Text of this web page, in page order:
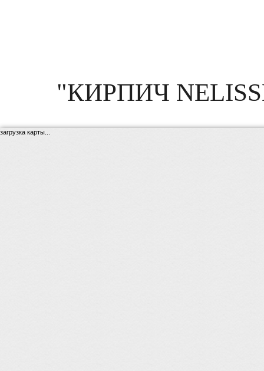
"КИРПИЧ
загрузка карты...